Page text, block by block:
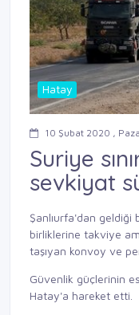
Hatay
10 Şubat 2020 ,
Suriye
sevkiyat
Şanlıurfa'dan geldiği
birliklerine takviye
taşıyan konvoy ve
Güvenlik güçlerinin
Hatay'a hareket etti.